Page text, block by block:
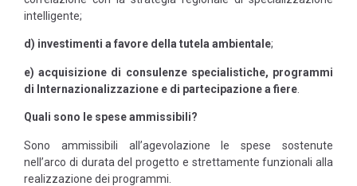
intelligente;
d) investimenti a favore della tutela ambientale;
e) acquisizione di consulenze specialistiche, programmi
di Internazionalizzazione e di partecipazione a fiere
Quali sono le spese ammissibili?
Sono ammissibili all’agevolazione le spese sostenute
nell’arco di durata del progetto e strettamente funzionali alla
realizzazione dei programmi.